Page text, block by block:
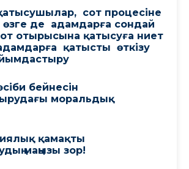
сот процесіне
өзге де адамдарға сондай
отырысына қатысуға ниет
қатысты өткізу
бейнесін
моральдық
қамақты
маңызы зор!